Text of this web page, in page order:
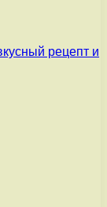
рецепт и